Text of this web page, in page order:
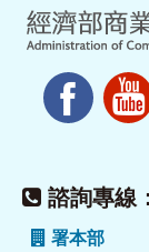
諮詢專線
署本部